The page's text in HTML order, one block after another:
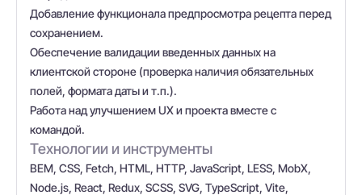
Добавление функционала предпросмотра рецепта перед
сохранением.
Обеспечение валидации введенных данных на
клиентской стороне (проверка наличия обязательных
полей, формата даты и т.п.).
Работа над улучшением UX и проекта вместе с
командой.
Технологии и инструменты
BEM, CSS, Fetch, HTML, HTTP, JavaScript, LESS, MobX,
Node.js, React, Redux, SCSS, SVG, TypeScript, Vite,